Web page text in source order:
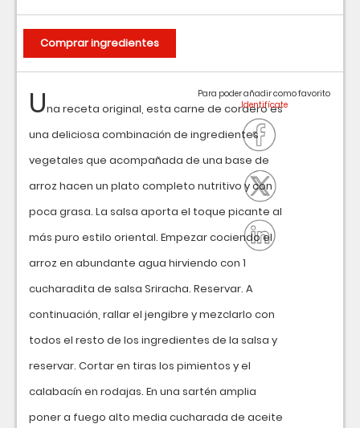
Una receta original, esta carne de cordero es
una deliciosa combinación de ingredientes
vegetales que acompañada de una base de
arroz hacen un plato completo nutritivo y con
poca grasa. La salsa aporta el toque picante al
más puro estilo oriental. Empezar cociendo el
arroz en abundante agua hirviendo con 1
cucharadita de salsa Sriracha. Reservar. A
continuación, rallar el jengibre y mezclarlo con
todos el resto de los ingredientes de la salsa y
reservar. Cortar en tiras los pimientos y el
calabacín en rodajas. En una sartén amplia
poner a fuego alto media cucharada de aceite
Para poder añadir como favorito
Comprar ingredientes